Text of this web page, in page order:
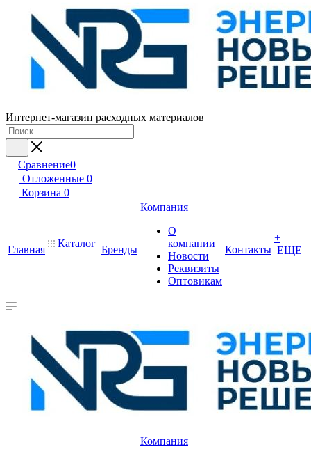
Интернет-магазин расходных материалов
Сравнение0
Отложенные 0
Корзина 0
Главная
Каталог
Бренды
Компания
О
компании
Новости
Реквизиты
Оптовикам
Контакты
+
ЕЩЕ
Компания